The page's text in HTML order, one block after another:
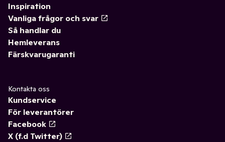
Inspiration
Vanliga frågor och svar
Så handlar du
Hemleverans
Färskvarugaranti
Kontakta oss
Kundservice
För leverantörer
Facebook
X (f.d Twitter)